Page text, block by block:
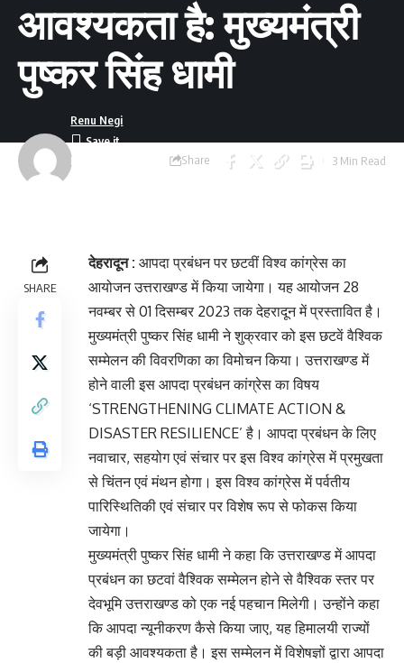
आवश्यकता है: मुख्यमंत्री
पुष्कर सिंह धामी
Last updated:
Renu Negi
Share 3 Min Read
SHARE
देहरादून : आपदा प्रबंधन पर छटवीं विश्व कांग्रेस का
आयोजन उत्तराखण्ड में किया जायेगा। यह आयोजन 28
नवम्बर से 01 दिसम्बर 2023 तक देहरादून में प्रस्तावित है।
मुख्यमंत्री पुष्कर सिंह धामी ने शुक्रवार को इस छटवें वैश्विक
सम्मेलन की विवरणिका का विमोचन किया। उत्तराखण्ड में
होने वाली इस आपदा प्रबंधन कांग्रेस का विषय
‘STRENGTHENING CLIMATE ACTION &
DISASTER RESILIENCE’ है। आपदा प्रबंधन के लिए
नवाचार, सहयोग एवं संचार पर इस विश्व कांग्रेस में प्रमुखता
से चिंतन एवं मंथन होगा। इस विश्व कांग्रेस में पर्वतीय
पारिस्थितिकी एवं संचार पर विशेष रूप से फोकस किया
जायेगा।
मुख्यमंत्री पुष्कर सिंह धामी ने कहा कि उत्तराखण्ड में आपदा
प्रबंधन का छटवां वैश्विक सम्मेलन होने से वैश्विक स्तर पर
देवभूमि उत्तराखण्ड को एक नई पहचान मिलेगी। उन्होंने कहा
कि आपदा न्यूनीकरण कैसे किया जाए, यह हिमालयी राज्यों
की बड़ी आवश्यकता है। इस सम्मेलन में विशेषज्ञों द्वारा आपदा